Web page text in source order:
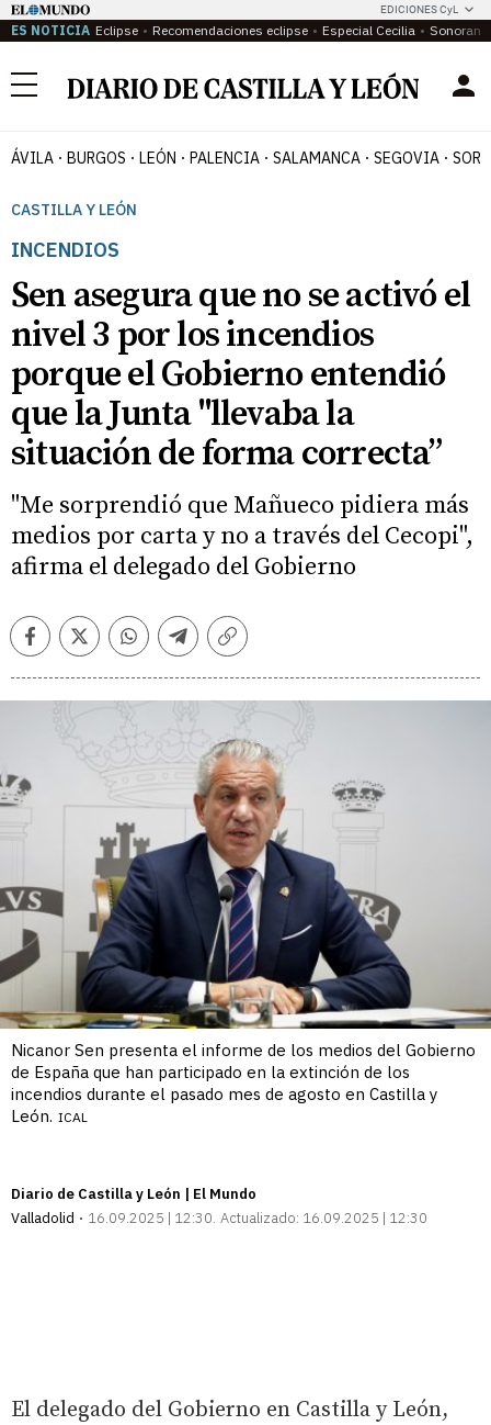
EDICIONES CyL
ES NOTICIA Eclipse Recomendaciones eclipse Especial Cecilia
Menú
ÁVILA BURGOS LEÓN PALENCIA SALAMANCA SEGOVIA
CASTILLA Y LEÓN
INCENDIOS
Sen asegura que no se activó el
nivel 3 por los incendios
porque el Gobierno entendió
que la Junta "llevaba la
situación de forma correcta”
"Me sorprendió que Mañueco pidiera más
medios por carta y no a través del Cecopi",
afirma el delegado del Gobierno
FacebookTwitterWhatsappTelegramCopiar
Nicanor Sen presenta el informe de los medios del Gobierno
de España que han participado en la extinción de los
incendios durante el pasado mes de agosto en Castilla y
León. ICAL
Diario de Castilla y León | El Mundo
Valladolid
16.09.2025 | 12:30 Actualizado: 16.09.2025 | 12:30
El delegado del Gobierno en Castilla y León,